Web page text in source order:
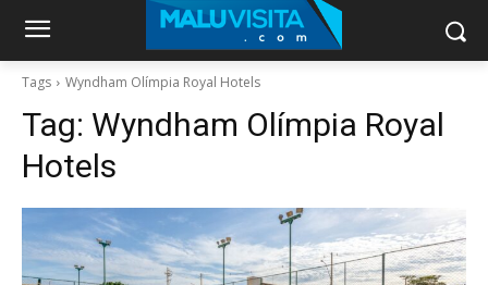
Tags Wyndham Olímpia Royal Hotels
Tag: Wyndham Olímpia Royal
Hotels